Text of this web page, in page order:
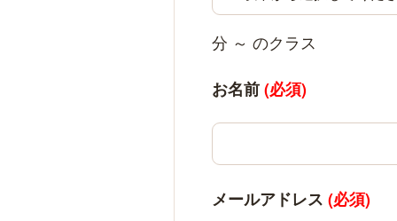
分 ～ のクラス
お名前(必須)
メールアドレス (必須)